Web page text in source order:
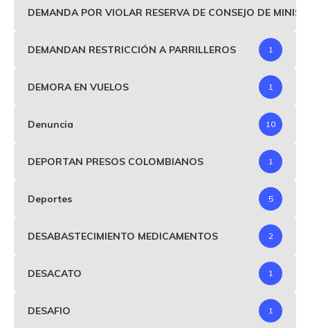
DEMANDA POR VIOLAR RESERVA DE CONSEJO DE
DEMANDAN RESTRICCIÓN A PARRILLEROS 1
DEMORA EN VUELOS 1
Denuncia 10
DEPORTAN PRESOS COLOMBIANOS 1
Deportes 5
DESABASTECIMIENTO MEDICAMENTOS 2
DESACATO 1
DESAFIO 1